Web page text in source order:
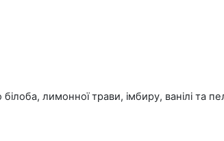
лимонної трави, імбиру, ванілі та